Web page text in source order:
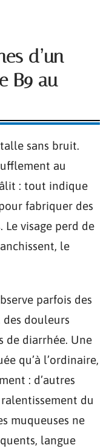
d’un
B9 au
sans bruit.
au
: tout indique
fabriquer des
Le visage perd de
le
parfois des
des douleurs
de diarrhée. Une
qu’à l’ordinaire,
: d’autres
du
muqueuses ne
langue